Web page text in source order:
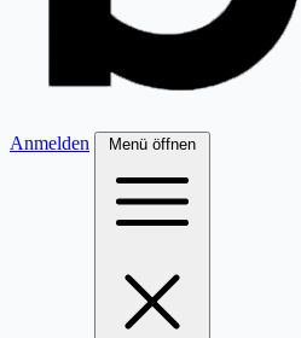
Anmelden Menü öffnen